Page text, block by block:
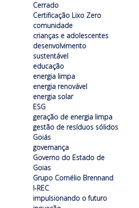
Cerrado
Certificação Lixo Zero
comunidade
crianças e adolescentes
desenvolvimento
sustentável
educação
energia limpa
energia renovável
energia solar
ESG
geração de energia limpa
gestão de resíduos sólidos
Goiás
governança
Governo do Estado de
Goias
Grupo Cornélio Brennand
I-REC
impulsionando o futuro